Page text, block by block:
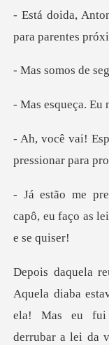
para par
de
ça. Eu
press
capô, eu faço as
ela! Mas eu fui
derrubar